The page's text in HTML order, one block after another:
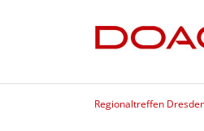
Regionaltreffen